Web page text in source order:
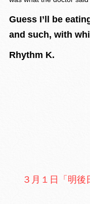
Guess I’ll be
and such, with
Rhythm K.
３月１日「明